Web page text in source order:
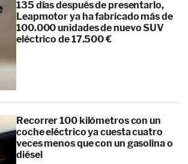
135 días después de presentarlo,
Leapmotor ya ha fabricado más de
100.000 unidades de nuevo SUV
eléctrico de 17.500 €
Recorrer 100 kilómetros con un
coche eléctrico ya cuesta cuatro
veces menos que con un gasolina o
diésel